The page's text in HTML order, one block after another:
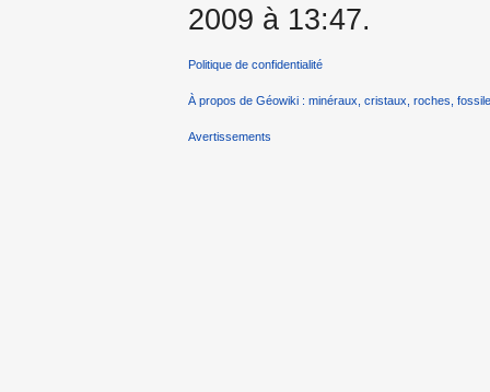
2009 à 13:47.
Politique de confidentialité
À propos de Géowiki : minéraux, cristaux, roches,
Avertissements